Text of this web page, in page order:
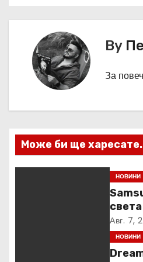
я
By
За
Може би ще
НОВИНИ
света
Авг. 7,
НОВИНИ